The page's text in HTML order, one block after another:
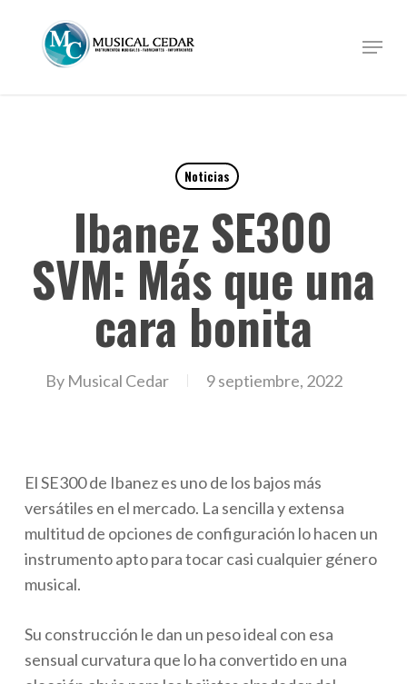
Menu
Noticias
Ibanez SE300
SVM: Más que una
cara bonita
By Musical Cedar 9 septiembre, 2022
El SE300 de Ibanez es uno de los bajos más
versátiles en el mercado. La sencilla y extensa
multitud de opciones de configuración lo hacen un
instrumento apto para tocar casi cualquier género
musical.
Su construcción le dan un peso ideal con esa
sensual curvatura que lo ha convertido en una
Close